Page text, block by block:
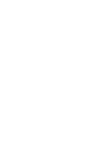
ausgestatteten
willkommen.